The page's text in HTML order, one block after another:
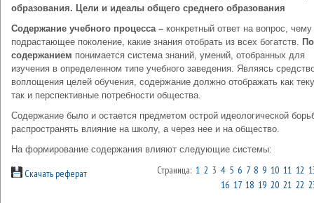
образования. Цели и идеалы общего среднего образования
Содержание учебного процесса – конкретный ответ на вопрос, чему
подрастающее поколение, какие знания отобрать из всех богатств.
содержанием понимается система знаний, умений, отобранных для
изучения в определенном типе учебного заведения. Являясь
воплощения целей обучения, содержание должно отображать как
так и перспективные потребности общества.
Содержание было и остается предметом острой идеологической
распространять влияние на школу, а через нее и на общество.
На формирование содержания влияют следующие системы:
Скачать реферат Страница: 1 2 3 4 5 6 7 8 9 10 11 12
16 17 18 19 20 21 22